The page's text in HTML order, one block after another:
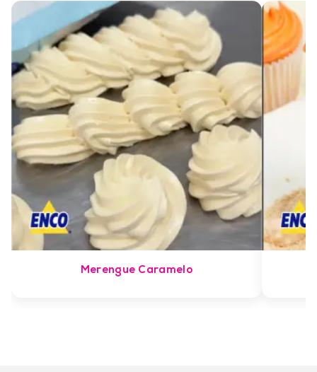
Merengue Caramelo